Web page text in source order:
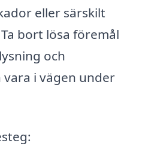
eller särskilt
bort lösa föremål
och
i vägen under